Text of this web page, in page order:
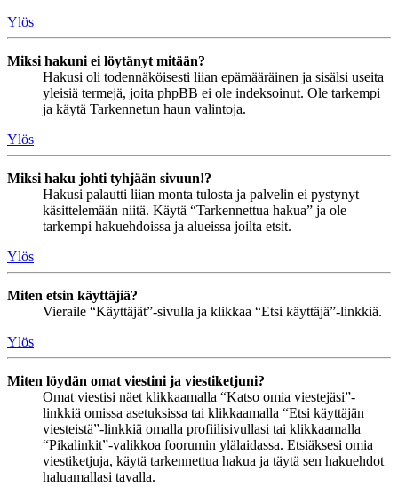
Ylös
Miksi hakuni ei löytänyt mitään?
Hakusi oli todennäköisesti liian epämääräinen ja sisälsi useita
yleisiä termejä, joita phpBB ei ole indeksoinut. Ole tarkempi
ja käytä Tarkennetun haun valintoja.
Ylös
Miksi haku johti tyhjään sivuun!?
Hakusi palautti liian monta tulosta ja palvelin ei pystynyt
käsittelemään niitä. Käytä “Tarkennettua hakua” ja ole
tarkempi hakuehdoissa ja alueissa joilta etsit.
Ylös
Miten etsin käyttäjiä?
Vieraile “Käyttäjät”-sivulla ja klikkaa “Etsi käyttäjä”-linkkiä.
Ylös
Miten löydän omat viestini ja viestiketjuni?
Omat viestisi näet klikkaamalla “Katso omia viestejäsi”-
linkkiä omissa asetuksissa tai klikkaamalla “Etsi käyttäjän
viesteistä”-linkkiä omalla profiilisivullasi tai klikkaamalla
“Pikalinkit”-valikkoa foorumin ylälaidassa. Etsiäksesi omia
viestiketjuja, käytä tarkennettua hakua ja täytä sen hakuehdot
haluamallasi tavalla.